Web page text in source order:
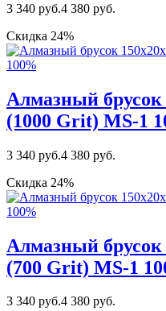
3 340 руб.4 380 руб.
Скидка 24%
Алмазный брусок
(1000 Grit) MS-1
3 340 руб.4 380 руб.
Скидка 24%
Алмазный брусок
(700 Grit) MS-1
3 340 руб.4 380 руб.